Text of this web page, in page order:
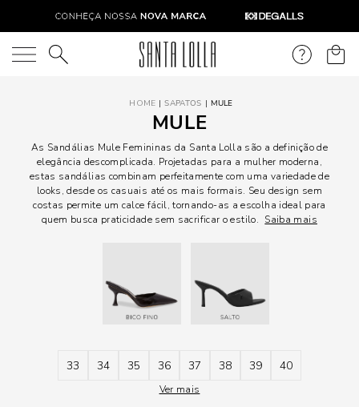
O que você está procurando?
SAPATOS MULE
MULE
As Sandálias Mule Femininas da Santa Lolla são a definição de
elegância descomplicada. Projetadas para a mulher moderna,
estas sandálias combinam perfeitamente com uma variedade de
looks, desde os casuais até os mais formais. Seu design sem
costas permite um calce fácil, tornando-as a escolha ideal para
quem busca praticidade sem sacrificar o estilo. Saiba mais
33 34 35 36 37 38 39 40
Ver mais